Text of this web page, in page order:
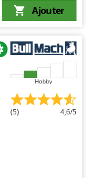
Ajouter
Hobby
(5) 4,6/5